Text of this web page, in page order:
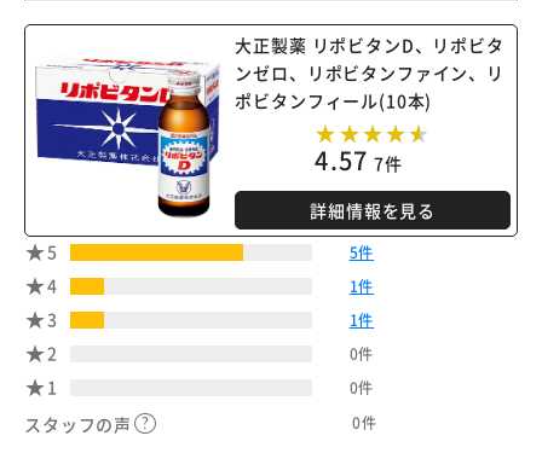
大正製薬 リポビタンD、リポビタ
ンゼロ、リポビタンファイン、リ
ポビタンフィール(10本)
4.57 7件
詳細情報を見る
5
5件
4 1件
3 1件
2 0件
1 0件
スタッフの声 0件